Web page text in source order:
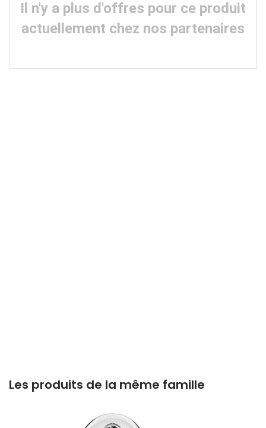
Il n'y a plus d'offres pour ce produit
actuellement chez nos partenaires
Les produits de la même famille